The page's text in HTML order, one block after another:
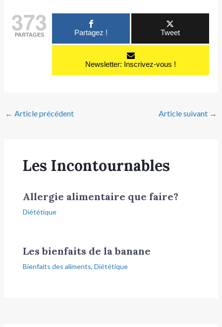
373
PARTAGES Partagez ! Tweet
Newsletter: Inscrivez-vous !
← Article précédent Article suivant →
Les Incontournables
Allergie alimentaire que faire?
Diététique
Les bienfaits de la banane
Bienfaits des aliments, Diététique